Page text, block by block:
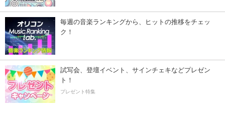
毎週の音楽ランキングから、ヒットの推移をチェッ
ク！
試写会、登壇イベント、サインチェキなどプレゼン
ト！
プレゼント特集